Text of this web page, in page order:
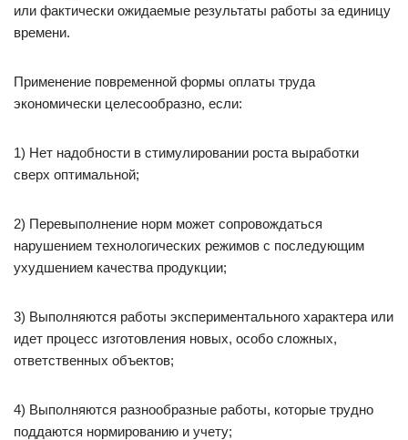
или фактически ожидаемые результаты работы за единицу
времени.
Применение повременной формы оплаты труда
экономически целесообразно, если:
1) Нет надобности в стимулировании роста выработки
сверх оптимальной;
2) Перевыполнение норм может сопровождаться
нарушением технологических режимов с последующим
ухудшением качества продукции;
3) Выполняются работы экспериментального характера или
идет процесс изготовления новых, особо сложных,
ответственных объектов;
4) Выполняются разнообразные работы, которые трудно
поддаются нормированию и учету;